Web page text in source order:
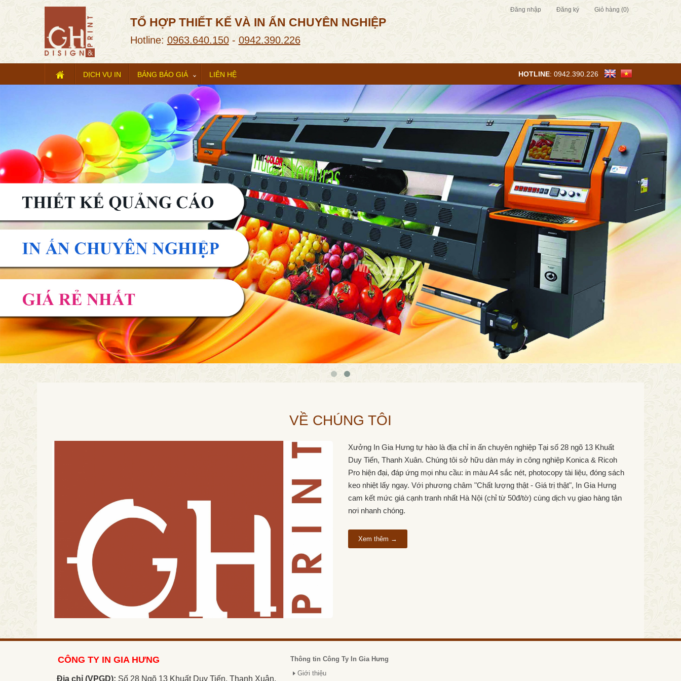
TỔ HỢP THIẾT KẾ VÀ IN ẤN CHUYÊN NGHIỆP
Hotline: 0963.640.150- 0942.390.226
Đăng nhập Đăng ký Giỏ hàng (0)
HOTLINE: 0942.390.226
DỊCH VỤ IN BẢNG BÁO GIÁ LIÊN HỆ
VỀ CHÚNG TÔI
Xưởng In Gia Hưng tự hào là địa chỉ in ấn chuyên nghiệp Tại số 28 ngõ 13 Khuất
Duy Tiến, Thanh Xuân. Chúng tôi sở hữu dàn máy in công nghiệp Konica & Ricoh
Pro hiện đại, đáp ứng mọi nhu cầu: in màu A4 sắc nét, photocopy tài liệu, đóng sách
keo nhiệt lấy ngay. Với phương châm "Chất lượng thật - Giá trị thật", In Gia Hưng
cam kết mức giá cạnh tranh nhất Hà Nội (chỉ từ 50đ/tờ) cùng dịch vụ giao hàng tận
nơi nhanh chóng.
Xem thêm →
CÔNG TY IN GIA HƯNG
Địa chỉ (VPGD): Số 28 Ngõ 13 Khuất Duy Tiến, Thanh Xuân,
Thông tin Công Ty In Gia Hưng
Giới thiệu